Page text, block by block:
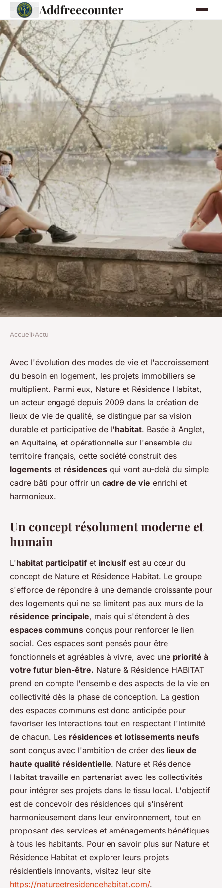
Addfreecounter
Comment Nature et Résidence
Habitat Gère-t-il les Espaces
Communs ?
admin•9 mars 2024•2 min de lecture
Accueil›Actu
Avec l'évolution des modes de vie et l'accroissement
du besoin en logement, les projets immobiliers se
multiplient. Parmi eux, Nature et Résidence Habitat,
un acteur engagé depuis 2009 dans la création de
lieux de vie de qualité, se distingue par sa vision
durable et participative de l'habitat. Basée à Anglet,
en Aquitaine, et opérationnelle sur l'ensemble du
territoire français, cette société construit des
logements et résidences qui vont au-delà du simple
cadre bâti pour offrir un cadre de vie enrichi et
harmonieux.
Un concept résolument moderne et
humain
L'habitat participatif et inclusif est au cœur du
concept de Nature et Résidence Habitat. Le groupe
s'efforce de répondre à une demande croissante pour
des logements qui ne se limitent pas aux murs de la
résidence principale, mais qui s'étendent à des
espaces communs conçus pour renforcer le lien
social. Ces espaces sont pensés pour être
fonctionnels et agréables à vivre, avec une priorité à
votre futur bien-être. Nature & Résidence HABITAT
prend en compte l'ensemble des aspects de la vie en
collectivité dès la phase de conception. La gestion
des espaces communs est donc anticipée pour
favoriser les interactions tout en respectant l'intimité
de chacun. Les résidences et lotissements neufs
sont conçus avec l'ambition de créer des lieux de
haute qualité résidentielle. Nature et Résidence
Habitat travaille en partenariat avec les collectivités
pour intégrer ses projets dans le tissu local. L'objectif
est de concevoir des résidences qui s'insèrent
harmonieusement dans leur environnement, tout en
proposant des services et aménagements bénéfiques
à tous les habitants. Pour en savoir plus sur Nature et
Résidence Habitat et explorer leurs projets
résidentiels innovants, visitez leur site
https://natureetresidencehabitat.com/.